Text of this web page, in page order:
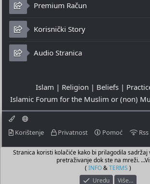
Premium Račun
Korisnički Story
Audio Stranica
Islam | Religion | Beliefs |
Islamic Forum for the Muslim or (non)
Korištenje Privatnost Pomoć Rss
© 2023 - 07-08-2026
© Islamic Community Platform
Stranica koristi kolačiće kako bi prilagodila sadržaj
pretraživanje dok ste na mreži.
( INFO&TERMS )
Uredu
Više…